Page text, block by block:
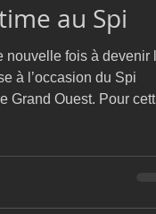
au Spi
nouvelle fois à devenir
à l’occasion du Spi
Grand Ouest. Pour